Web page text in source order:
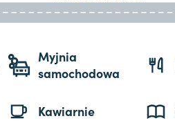
Myjnia
samochodowa
Kawiarnie